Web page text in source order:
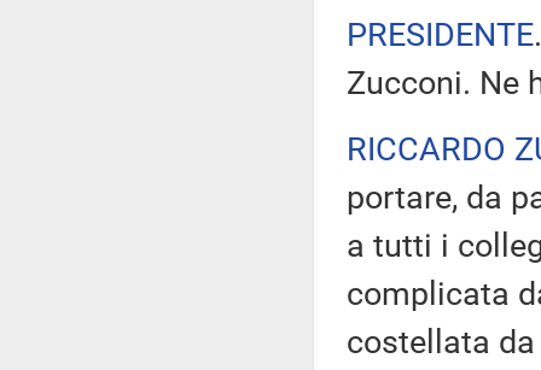
PRESIDENTE
Zucconi. Ne
RICCARDO
portare, da
a tutti i
complicata
costellata